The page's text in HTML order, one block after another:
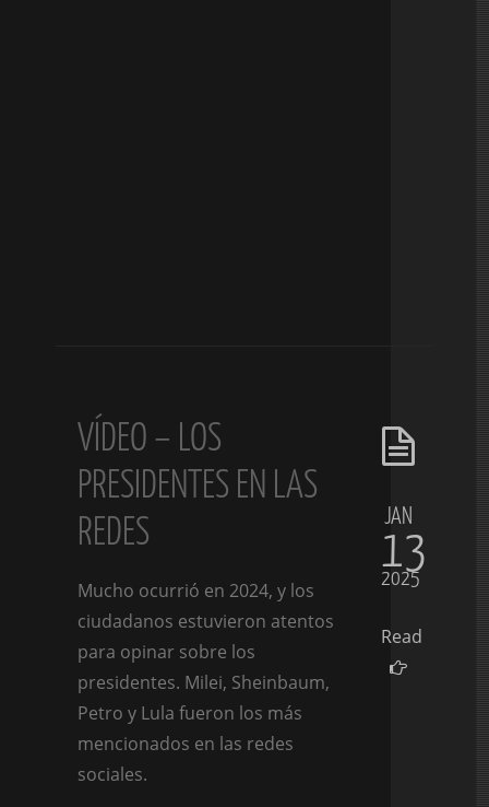
VÍDEO – LOS
PRESIDENTES EN LAS
REDES
Mucho ocurrió en 2024, y los
ciudadanos estuvieron atentos
para opinar sobre los
presidentes. Milei, Sheinbaum,
Petro y Lula fueron los más
mencionados en las redes
sociales.
JAN
13
2025
Read